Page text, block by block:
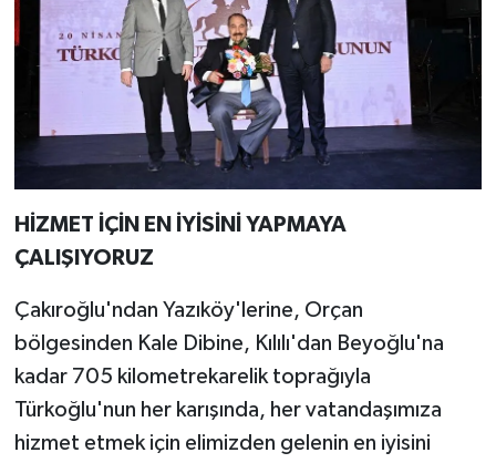
HİZMET İÇİN EN İYİSİNİ YAPMAYA
ÇALIŞIYORUZ
Çakıroğlu'ndan Yazıköy'lerine, Orçan
bölgesinden Kale Dibine, Kılılı'dan Beyoğlu'na
kadar 705 kilometrekarelik toprağıyla
Türkoğlu'nun her karışında, her vatandaşımıza
hizmet etmek için elimizden gelenin en iyisini